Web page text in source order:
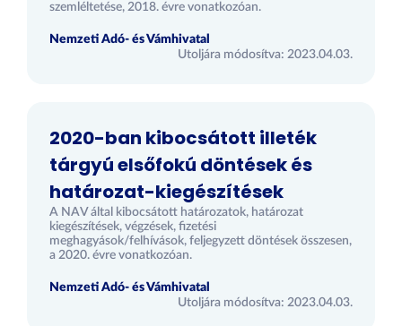
szemléltetése, 2018. évre vonatkozóan.
Nemzeti Adó- és Vámhivatal
Utoljára módosítva: 2023.04.03.
2020-ban kibocsátott illeték
tárgyú elsőfokú döntések és
határozat-kiegészítések
A NAV által kibocsátott határozatok, határozat
kiegészítések, végzések, fizetési
meghagyások/felhívások, feljegyzett döntések összesen,
a 2020. évre vonatkozóan.
Nemzeti Adó- és Vámhivatal
Utoljára módosítva: 2023.04.03.